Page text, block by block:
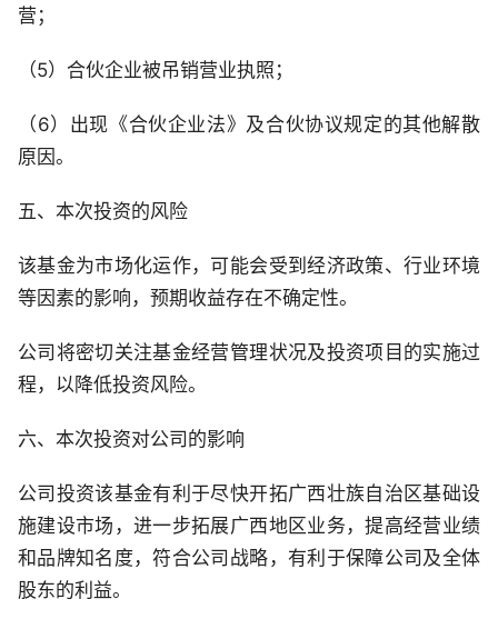
营；
（5）合伙企业被吊销营业执照；
（6）出现《合伙企业法》及合伙协议规定的其他解散
原因。
五、本次投资的风险
该基金为市场化运作，可能会受到经济政策、行业环境
等因素的影响，预期收益存在不确定性。
公司将密切关注基金经营管理状况及投资项目的实施过
程，以降低投资风险。
六、本次投资对公司的影响
公司投资该基金有利于尽快开拓广西壮族自治区基础设
施建设市场，进一步拓展广西地区业务，提高经营业绩
和品牌知名度，符合公司战略，有利于保障公司及全体
股东的利益。